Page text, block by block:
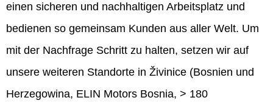
einen sicheren und nachhaltigen Arbeitsplatz und
bedienen so gemeinsam Kunden aus aller Welt. Um
mit der Nachfrage Schritt zu halten, setzen wir auf
unsere weiteren Standorte in Živinice (Bosnien und
Herzegowina, ELIN Motors Bosnia, > 180